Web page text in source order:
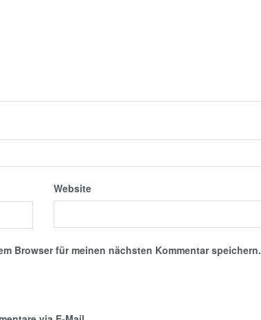
Website
Browser für meinen nächsten Kommentar speichern.